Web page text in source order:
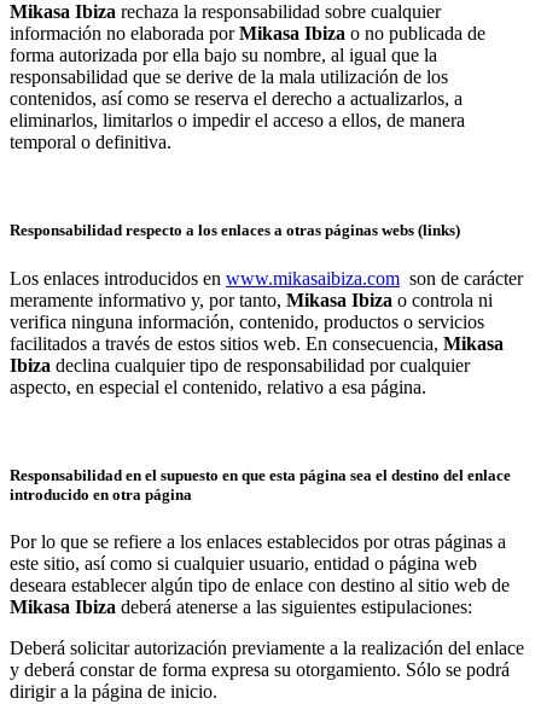
Mikasa Ibiza rechaza la responsabilidad sobre cualquier
información no elaborada porMikasa Ibiza o no publicada de
forma autorizada por ella bajo su nombre, al igual que la
responsabilidad que se derive de la mala utilización de los
contenidos, así como se reserva el derecho a actualizarlos, a
eliminarlos, limitarlos o impedir el acceso a ellos, de manera
temporal o definitiva.
Responsabilidad respecto a los enlaces a otras páginas webs (links)
Los enlaces introducidos en www.mikasaibiza.com son de carácter
meramente informativo y, por tanto, Mikasa Ibiza o controla ni
verifica ninguna información, contenido, productos o servicios
facilitados a través de estos sitios web. En consecuencia, Mikasa
Ibiza declina cualquier tipo de responsabilidad por cualquier
aspecto, en especial el contenido, relativo a esa página.
Responsabilidad en el supuesto en que esta página sea el destino del enlace
introducido en otra página
Por lo que se refiere a los enlaces establecidos por otras páginas a
este sitio, así como si cualquier usuario, entidad o página web
deseara establecer algún tipo de enlace con destino al sitio web de
Mikasa Ibiza deberá atenerse a las siguientes estipulaciones:
Deberá solicitar autorización previamente a la realización del enlace
y deberá constar de forma expresa su otorgamiento. Sólo se podrá
dirigir a la página de inicio.